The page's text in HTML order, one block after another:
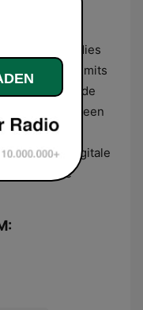
live
oldies
en tachtig, mits
format van de
rekenen op een
een
van een digitale
dit genre